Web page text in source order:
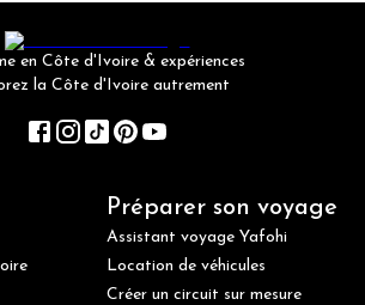
en Côte d'Ivoire & expériences
la Côte d'Ivoire autrement
Préparer son voyage
Assistant voyage Yafohi
Location de véhicules
Créer un circuit sur mesure